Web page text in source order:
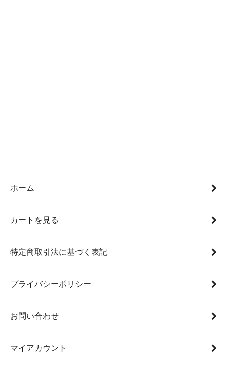
ホーム
カートを見る
特定商取引法に基づく表記
プライバシーポリシー
お問い合わせ
マイアカウント